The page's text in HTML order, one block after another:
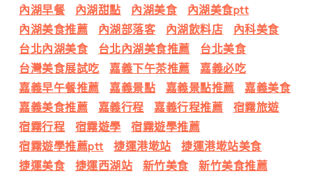
內湖早餐
內湖甜點 內湖美食
內湖美食ptt
內湖美食推薦
內湖部落客 內湖飲料店
內科美食
台北內湖美食
台北內湖美食推薦
台北美食
台灣美食展試吃
嘉義下午茶推薦
嘉義必吃
嘉義早午餐推薦
嘉義景點 嘉義景點推薦
嘉義美食
嘉義美食推薦
嘉義行程 嘉義行程推薦
宿霧旅遊
宿霧行程
宿霧遊學
宿霧遊學推薦
宿霧遊學推薦ptt
捷運港墘站
捷運港墘站美食
捷運美食
捷運西湖站 新竹美食 新竹美食推薦